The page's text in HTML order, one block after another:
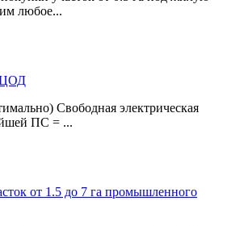
любое...
ЦОД
Свободная электрическая
ПС = ...
от 1.5 до 7 га промышленного